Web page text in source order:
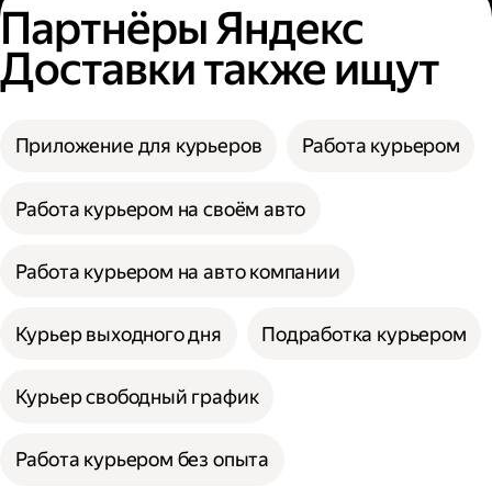
Партнёры Яндекс
Доставки также ищут
Приложение для курьеров Работа курьером
Работа курьером на своём авто
Работа курьером на авто компании
Курьер выходного дня Подработка курьером
Курьер свободный график
Работа курьером без опыта